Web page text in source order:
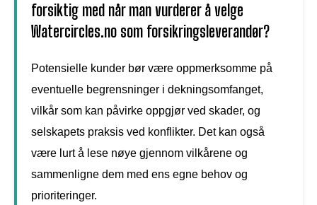
forsiktig med når man vurderer å velge
Watercircles.no som forsikringsleverandør?
Potensielle kunder bør være oppmerksomme på
eventuelle begrensninger i dekningsomfanget,
vilkår som kan påvirke oppgjør ved skader, og
selskapets praksis ved konflikter. Det kan også
være lurt å lese nøye gjennom vilkårene og
sammenligne dem med ens egne behov og
prioriteringer.